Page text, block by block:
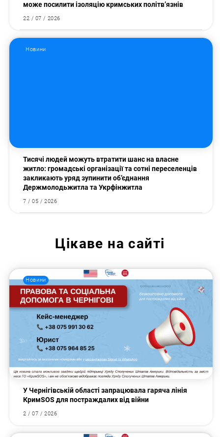
може посилити ізоляцію кримських політв’язнів
22 / 07 / 2026
Новини
Тисячі людей можуть втратити шанс на власне
житло: громадські організації та сотні переселенців
закликають уряд зупинити об’єднання
Держмолодьжитла та Укрфінжитла
7 / 05 / 2026
Цікаве на сайті
Новини
У Чернігівській області запрацювала гаряча лінія
КримSOS для постраждалих від війни
2 / 07 / 2026